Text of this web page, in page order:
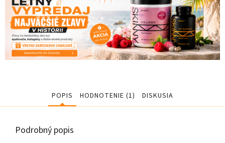
POPIS HODNOTENIE (1) DISKUSIA
Podrobný popis